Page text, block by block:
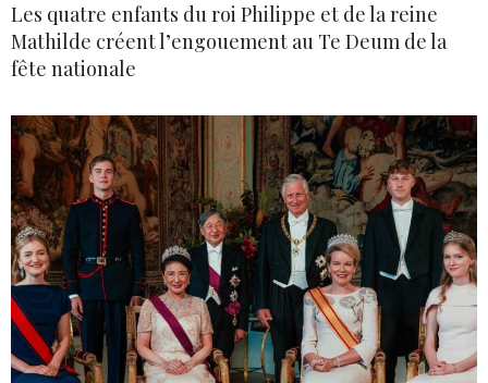
Les quatre enfants du roi Philippe et de la reine
Mathilde créent l’engouement au Te Deum de la
fête nationale